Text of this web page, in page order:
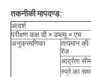
तकनीकी मापदण्ड:
आदर्श
परीक्षण कक्ष डी × डब्ल्यू × एच
अनुक्रमणिका
तापमान की
रेंज
आर्द्रता
स्प्रे का